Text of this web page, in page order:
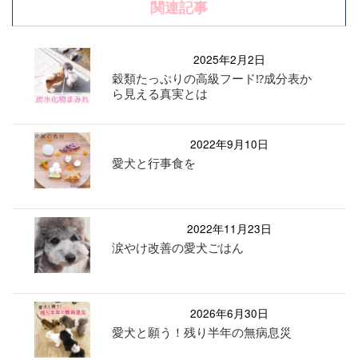
関連記事
2025年2月2日
穀類たっぷりの高級フード⁉成分表か
ら見える真実とは
2022年9月10日
愛犬と行事食を
2022年11月23日
涙やけ改善の愛犬ごはん
2026年6月30日
愛犬と願う！残り半年の無病息災